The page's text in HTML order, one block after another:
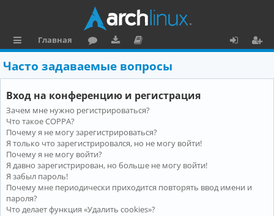
ы
л
к
и
Главная
ру
м
ру
зк
и
ку
м
е
н
та
ц
и
я
о
и
Часто задаваемые вопросы
Вход на конференцию и регистрация
Зачем мне нужно регистрироваться?
Что такое COPPA?
Почему я не могу зарегистрироваться?
Я только что зарегистрировался, но не могу войти!
Почему я не могу войти?
Я давно зарегистрирован, но больше не могу войти!
Я забыл пароль!
Почему мне периодически приходится повторять ввод имени и
пароля?
Что делает функция «Удалить cookies»?